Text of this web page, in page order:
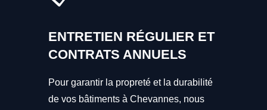
ENTRETIEN RÉGULIER ET
CONTRATS ANNUELS
Pour garantir la propreté et la durabilité
de vos bâtiments à Chevannes, nous